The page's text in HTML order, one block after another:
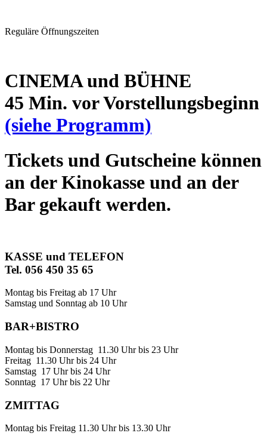
Reguläre Öffnungszeiten
CINEMA und BÜHNE
45 Min. vor Vorstellungsbeginn
(siehe Programm)
Tickets und Gutscheine können
an der Kinokasse und an der
Bar gekauft werden.
KASSE und TELEFON
Tel. 056 450 35 65
Montag bis Freitag ab 17 Uhr
Samstag und Sonntag ab 10 Uhr
BAR+BISTRO
Montag bis Donnerstag 11.30 Uhr bis 23 Uhr
Freitag 11.30 Uhr bis 24 Uhr
Samstag 17 Uhr bis 24 Uhr
Sonntag 17 Uhr bis 22 Uhr
ZMITTAG
Montag bis Freitag 11.30 Uhr bis 13.30 Uhr